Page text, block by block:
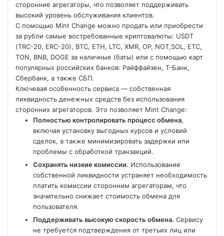
сторонние агрегаторы, что позволяет поддерживать
высокий уровень обслуживания клиентов.
С помощью Mint Change можно продать или приобрести
за рубли самые востребованные криптовалюты: USDT
(TRC-20, ERC-20), BTC, ETH, LTC, XMR, OP, NOT,SOL, ETC,
TON, BNB, DOGE за наличные (баты) или с помощью карт
популярных российских банков: Райффайзен, Т-Банк,
Сбербанк, а также СБП.
Ключевая особенность сервиса — собственная
ликвидность денежных средств без использования
сторонних агрегаторов. Это позволяет Mint Change:
Полностью контролировать процесс обмена,
включая установку выгодных курсов и условий
сделок, а также минимизировать задержки или
проблемы с обработкой транзакций.
Сохранять низкие комиссии. Использование
собственной ликвидности устраняет необходимость
платить комиссии сторонним агрегаторам, что
значительно снижает стоимость обмена для
пользователя.
Поддерживать высокую скорость обмена. Сервису
не требуется подтверждения от третьих лиц или